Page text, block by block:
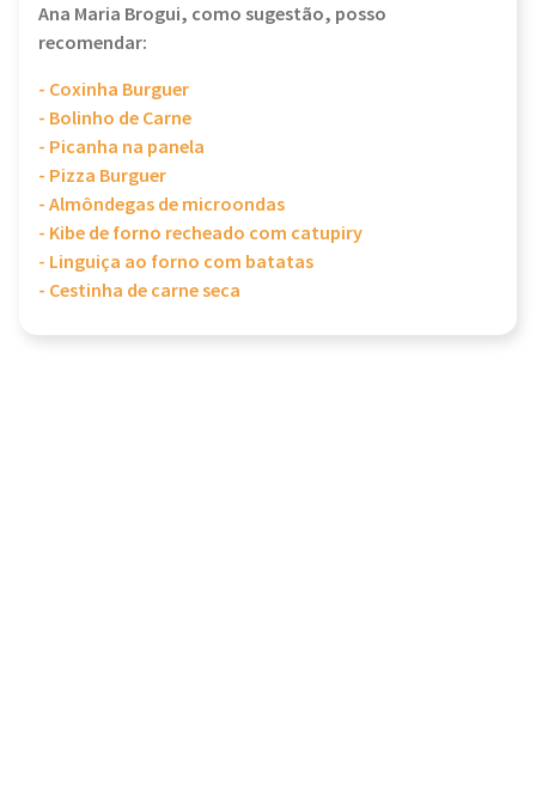
Ana Maria Brogui, como sugestão, posso
recomendar:
- Coxinha Burguer
- Bolinho de Carne
- Picanha na panela
- Pizza Burguer
- Almôndegas de microondas
- Kibe de forno recheado com catupiry
- Linguiça ao forno com batatas
- Cestinha de carne seca